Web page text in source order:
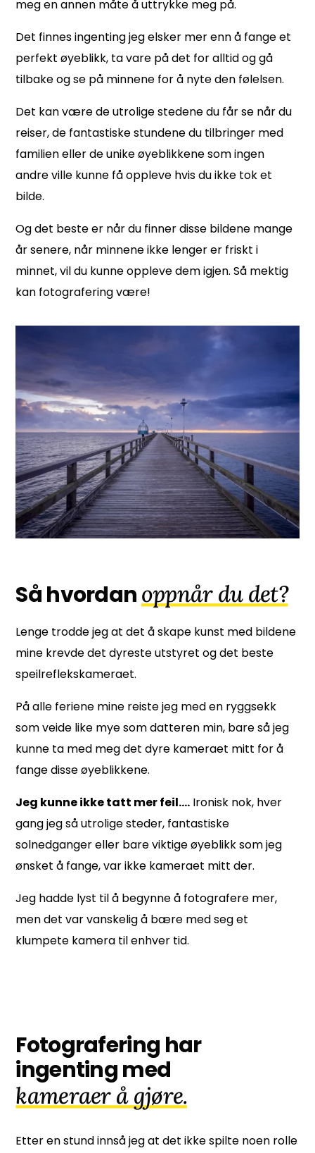
meg en annen måte å uttrykke meg på.
Det finnes ingenting jeg elsker mer enn å fange et
perfekt øyeblikk, ta vare på det for alltid og gå
tilbake og se på minnene for å nyte den følelsen.
Det kan være de utrolige stedene du får se når du
reiser, de fantastiske stundene du tilbringer med
familieneller de unike øyeblikkene som ingen
andre ville kunne få oppleve hvis du ikke tok et
bilde.
Og det beste er når du finner disse bildene mange
år senere, når minnene ikke lenger er friskt i
minnet, vil du kunne oppleve dem igjen. Så mektig
kan fotografering være!
Så hvordanoppnår du det?
Lenge trodde jeg at det å skape kunst med bildene
mine krevde det dyreste utstyret og det beste
speilreflekskameraet.
På alle feriene mine reiste jeg med en ryggsekk
som veide like mye som datteren min, bare så jeg
kunne ta med meg det dyre kameraet mitt for å
fange disse øyeblikkene.
Jeg kunne ikke tatt mer feil…. Ironisk nok, hver
gang jeg så utrolige steder, fantastiske
solnedganger eller bare viktige øyeblikk som jeg
ønsket å fange, var ikke kameraet mitt der.
Jeg hadde lyst til å begynne å fotografere mer,
men det var vanskelig å bære med seg et
klumpete kamera til enhver tid.
Fotografering har
ingenting med
kameraer å gjøre.
Etter en stund innså jeg at det ikke spilte noen rolle